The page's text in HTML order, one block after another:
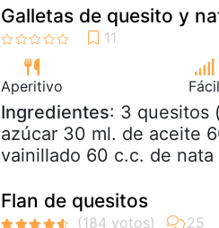
Galletas de quesito y
Aperitivo Fácil
Ingredientes: 3 quesitos
azúcar 30 ml. de aceite
vainillado 60 c.c. de nata
Flan de quesitos